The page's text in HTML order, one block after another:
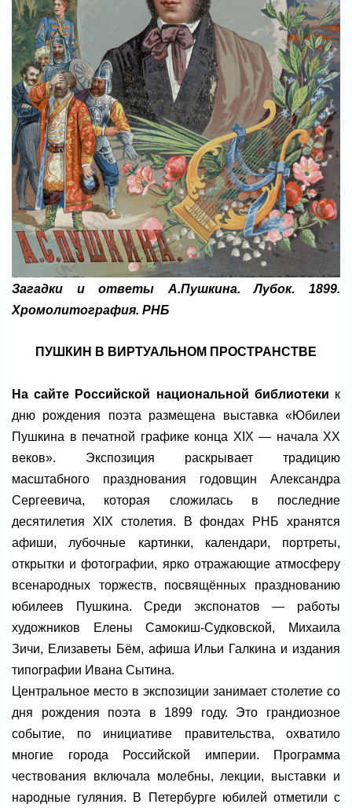
Загадки и ответы А.Пушкина. Лубок. 1899.
Хромолитография. РНБ
ПУШКИН В ВИРТУАЛЬНОМ ПРОСТРАНСТВЕ
На сайте Российской национальной библиотеки к
дню рождения поэта размещена выставка «Юбилеи
Пушкина в печатной графике конца XIX — начала XX
веков». Экспозиция раскрывает традицию
масштабного празднования годовщин Александра
Сергеевича, которая сложилась в последние
десятилетия XIX столетия. В фондах РНБ хранятся
афиши, лубочные картинки, календари, портреты,
открытки и фотографии, ярко отражающие атмосферу
всенародных торжеств, посвящённых празднованию
юбилеев Пушкина. Среди экспонатов — работы
художников Елены Самокиш-Судковской, Михаила
Зичи, Елизаветы Бём, афиша Ильи Галкина и издания
типографии Ивана Сытина.
Центральное место в экспозиции занимает столетие со
дня рождения поэта в 1899 году. Это грандиозное
событие, по инициативе правительства, охватило
многие города Российской империи. Программа
чествования включала молебны, лекции, выставки и
народные гуляния. В Петербурге юбилей отметили с